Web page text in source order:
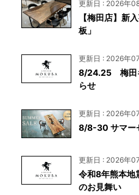
更新日 : 2026年
【梅田店】新
板」
更新日 : 2026年
8/24.25 梅田
らせ
更新日 : 2026年
8/8-30 サマー
更新日 : 2026年
令和8年熊本地
のお見舞い